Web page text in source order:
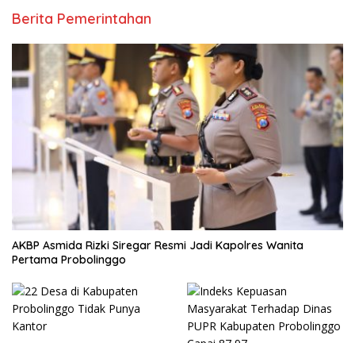
Berita Pemerintahan
AKBP Asmida Rizki Siregar Resmi Jadi Kapolres Wanita
Pertama Probolinggo